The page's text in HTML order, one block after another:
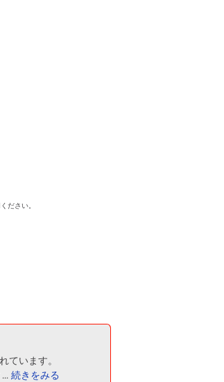
ださい。
ています。
... 続きをみる